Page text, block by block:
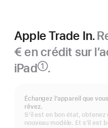
Apple Trade In.
€ en crédit sur
iPad
page
①.
Échangez l’appareil que
rêvez.
S’il est en bon état, obtenez
nouveau modèle. Et s’il est